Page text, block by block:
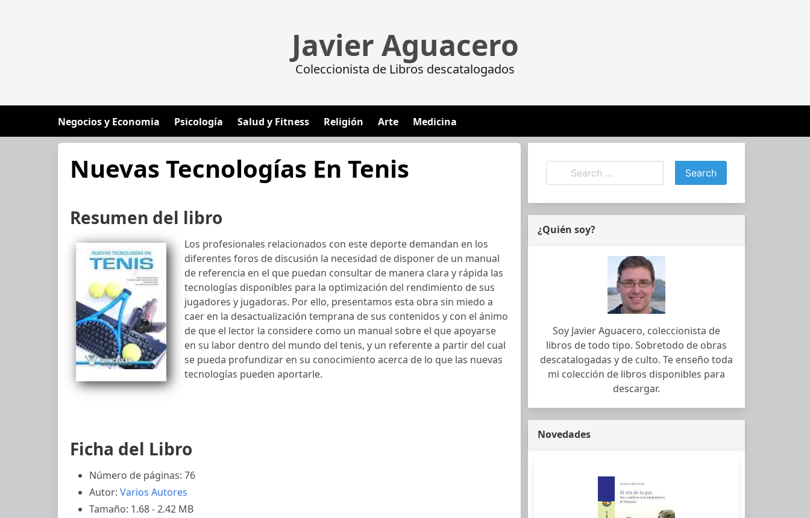
Javier Aguacero
Coleccionista de Libros descatalogados
Negocios y Economia Psicología Salud y Fitness Religión Arte Medicina
Nuevas Tecnologías En Tenis
Resumen del libro
Los profesionales relacionados con este deporte demandan en los
diferentes foros de discusión la necesidad de disponer de un manual
de referencia en el que puedan consultar de manera clara y rápida las
tecnologías disponibles para la optimización del rendimiento de sus
jugadores y jugadoras. Por ello, presentamos esta obra sin miedo a
caer en la desactualización temprana de sus contenidos y con el ánimo
de que el lector la considere como un manual sobre el que apoyarse
en su labor dentro del mundo del tenis, y un referente a partir del cual
se pueda profundizar en su conocimiento acerca de lo que las nuevas
tecnologías pueden aportarle.
Ficha del Libro
Número de páginas: 76
Autor: Varios Autores
Tamaño: 1.68 - 2.42 MB
¿Quién soy?
Soy Javier Aguacero, coleccionista de
libros de todo tipo. Sobretodo de obras
descatalogadas y de culto. Te enseño toda
mi colección de libros disponibles para
descargar.
Novedades